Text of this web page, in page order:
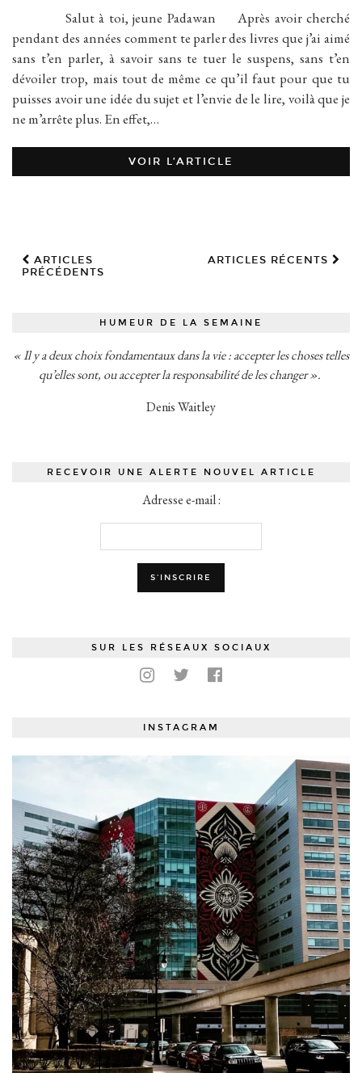
Salut à toi, jeune Padawan Après avoir cherché
pendant des années comment te parler des livres que j’ai aimé
sans t’en parler, à savoir sans te tuer le suspens, sans t’en
dévoiler trop, mais tout de même ce qu’il faut pour que tu
puisses avoir une idée du sujet et l’envie de le lire, voilà que je
ne m’arrête plus. En effet,…
VOIR L’ARTICLE
ARTICLES
PRÉCÉDENTS
ARTICLES RÉCENTS
HUMEUR DE LA SEMAINE
« Il y a deux choix fondamentaux dans la vie : accepter les choses telles
qu’elles sont, ou accepter la responsabilité de les changer ».
Denis Waitley
RECEVOIR UNE ALERTE NOUVEL ARTICLE
Adresse e-mail :
SUR LES RÉSEAUX SOCIAUX
INSTAGRAM